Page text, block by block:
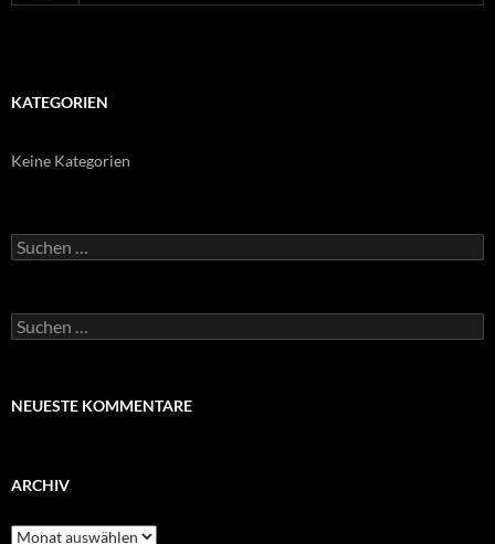
KATEGORIEN
Keine Kategorien
Suchen
nach:
Suchen
nach:
NEUESTE KOMMENTARE
ARCHIV
Archiv